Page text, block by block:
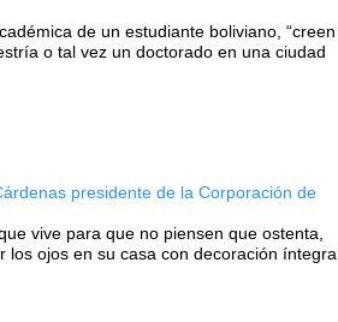
de un estudiante boliviano, “creen
o tal vez un doctorado en una ciudad
presidente de la Corporación de
vive para que no piensen que ostenta,
los ojos en su casa con decoración íntegra